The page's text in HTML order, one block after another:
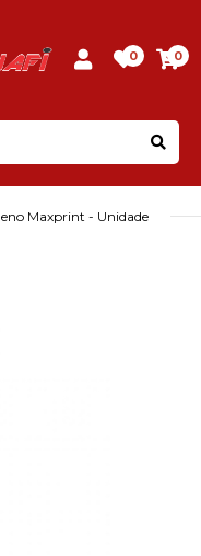
0 0
Maxprint - Unidade